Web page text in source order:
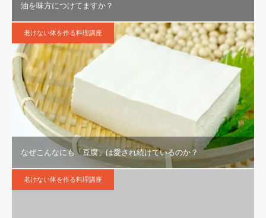
油を味方につけてますか？
老けない体を作る料理講座
なぜこんなにも「豆腐」は愛され続けているのか？
老けない体を作る料理講座